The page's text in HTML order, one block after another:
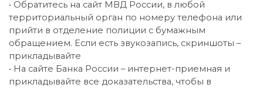
• Обратитесь на сайт МВД России, в любой
территориальный орган по номеру телефона или
прийти в отделение полиции с бумажным
обращением. Если есть звукозапись, скриншоты –
прикладывайте
• На сайте Банка России – интернет-приемная и
прикладывайте все доказательства, чтобы в